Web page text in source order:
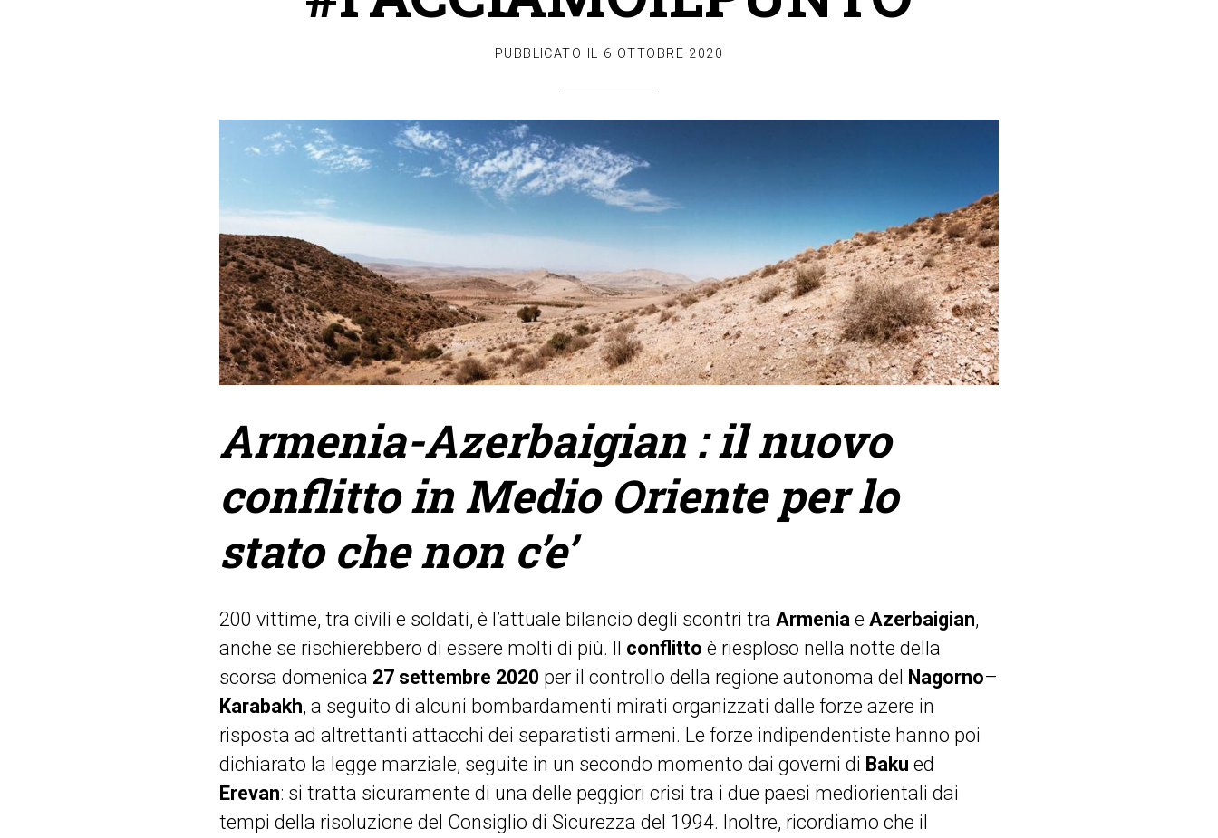
PUBBLICATO IL 6 OTTOBRE 2020
Armenia-Azerbaigian : il nuovo
conflitto in Medio Oriente per lo
stato che non c’e’
200 vittime, tra civili e soldati, è l’attuale bilancio degli scontri tra Armenia e Azerbaigian,
anche se rischierebbero di essere molti di più. Il conflitto è riesploso nella notte della
scorsa domenica 27 settembre 2020 per il controllo della regione autonoma del Nagorno–
Karabakh, a seguito di alcuni bombardamenti mirati organizzati dalle forze azere in
risposta ad altrettanti attacchi dei separatisti armeni. Le forze indipendentiste hanno poi
dichiarato la legge marziale, seguite in un secondo momento dai governi di Baku ed
Erevan: si tratta sicuramente di una delle peggiori crisi tra i due paesi mediorientali dai
tempi della risoluzione del Consiglio di Sicurezza del 1994. Inoltre, ricordiamo che il